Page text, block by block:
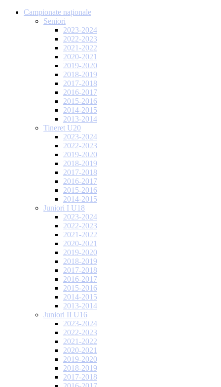
Campionate naționale
Seniori
2023-2024
2022-2023
2021-2022
2020-2021
2019-2020
2018-2019
2017-2018
2016-2017
2015-2016
2014-2015
2013-2014
Tineret U20
2023-2024
2022-2023
2019-2020
2018-2019
2017-2018
2016-2017
2015-2016
2014-2015
Juniori I U18
2023-2024
2022-2023
2021-2022
2020-2021
2019-2020
2018-2019
2017-2018
2016-2017
2015-2016
2014-2015
2013-2014
Juniori II U16
2023-2024
2022-2023
2021-2022
2020-2021
2019-2020
2018-2019
2017-2018